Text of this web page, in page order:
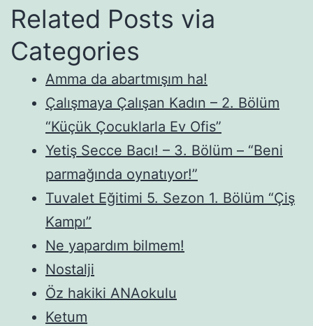
Related Posts via
Categories
Amma da abartmışım ha!
Çalışmaya Çalışan Kadın – 2. Bölüm
“Küçük Çocuklarla Ev Ofis”
Yetiş Secce Bacı! – 3. Bölüm – “Beni
parmağında oynatıyor!”
Tuvalet Eğitimi 5. Sezon 1. Bölüm “Çiş
Kampı”
Ne yapardım bilmem!
Nostalji
Öz hakiki ANAokulu
Ketum